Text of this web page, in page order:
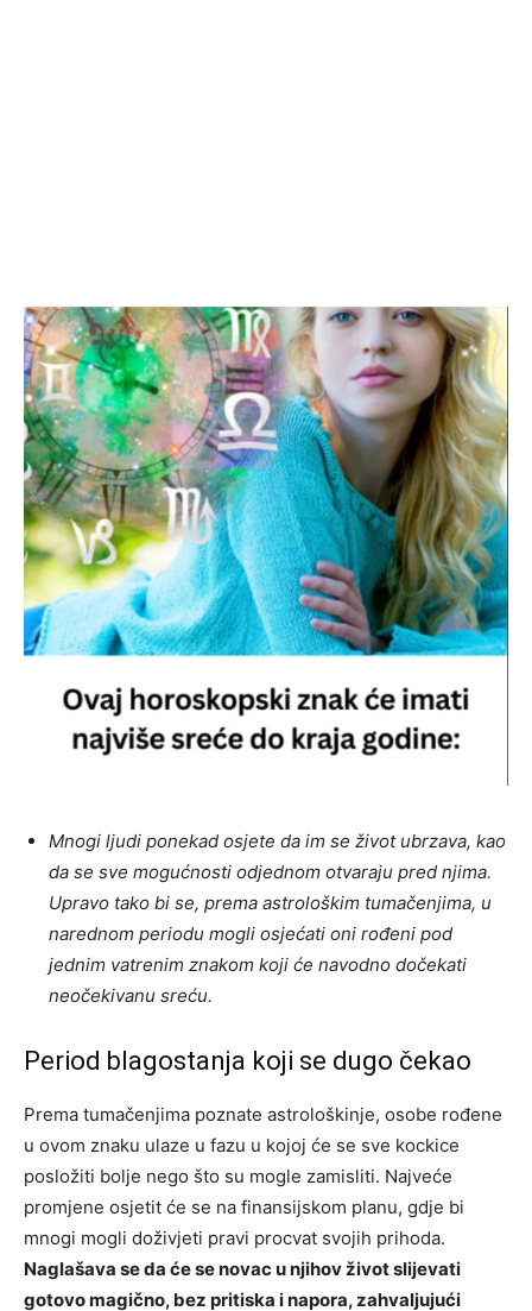
Mnogi ljudi ponekad osjete da im se život ubrzava, kao
da se sve mogućnosti odjednom otvaraju pred njima.
Upravo tako bi se, prema astrološkim tumačenjima, u
narednom periodu mogli osjećati oni rođeni pod
jednim vatrenim znakom koji će navodno dočekati
neočekivanu sreću.
Period blagostanja koji se dugo čekao
Prema tumačenjima poznate astrološkinje, osobe rođene
u ovom znaku ulaze u fazu u kojoj će se sve kockice
posložiti bolje nego što su mogle zamisliti. Najveće
promjene osjetit će se na finansijskom planu, gdje bi
mnogi mogli doživjeti pravi procvat svojih prihoda.
Naglašava se da će se novac u njihov život slijevati
gotovo magično, bez pritiska i napora, zahvaljujući